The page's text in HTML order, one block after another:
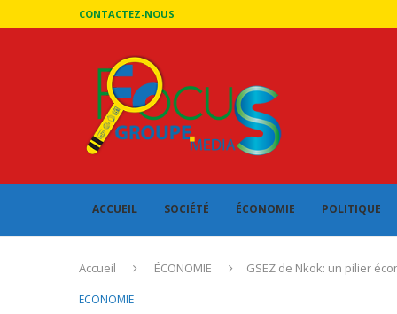
CONTACTEZ-NOUS
ACCUEIL SOCIÉTÉ ÉCONOMIE POLITIQUE
Accueil ÉCONOMIE GSEZ de Nkok: un pilier
ÉCONOMIE